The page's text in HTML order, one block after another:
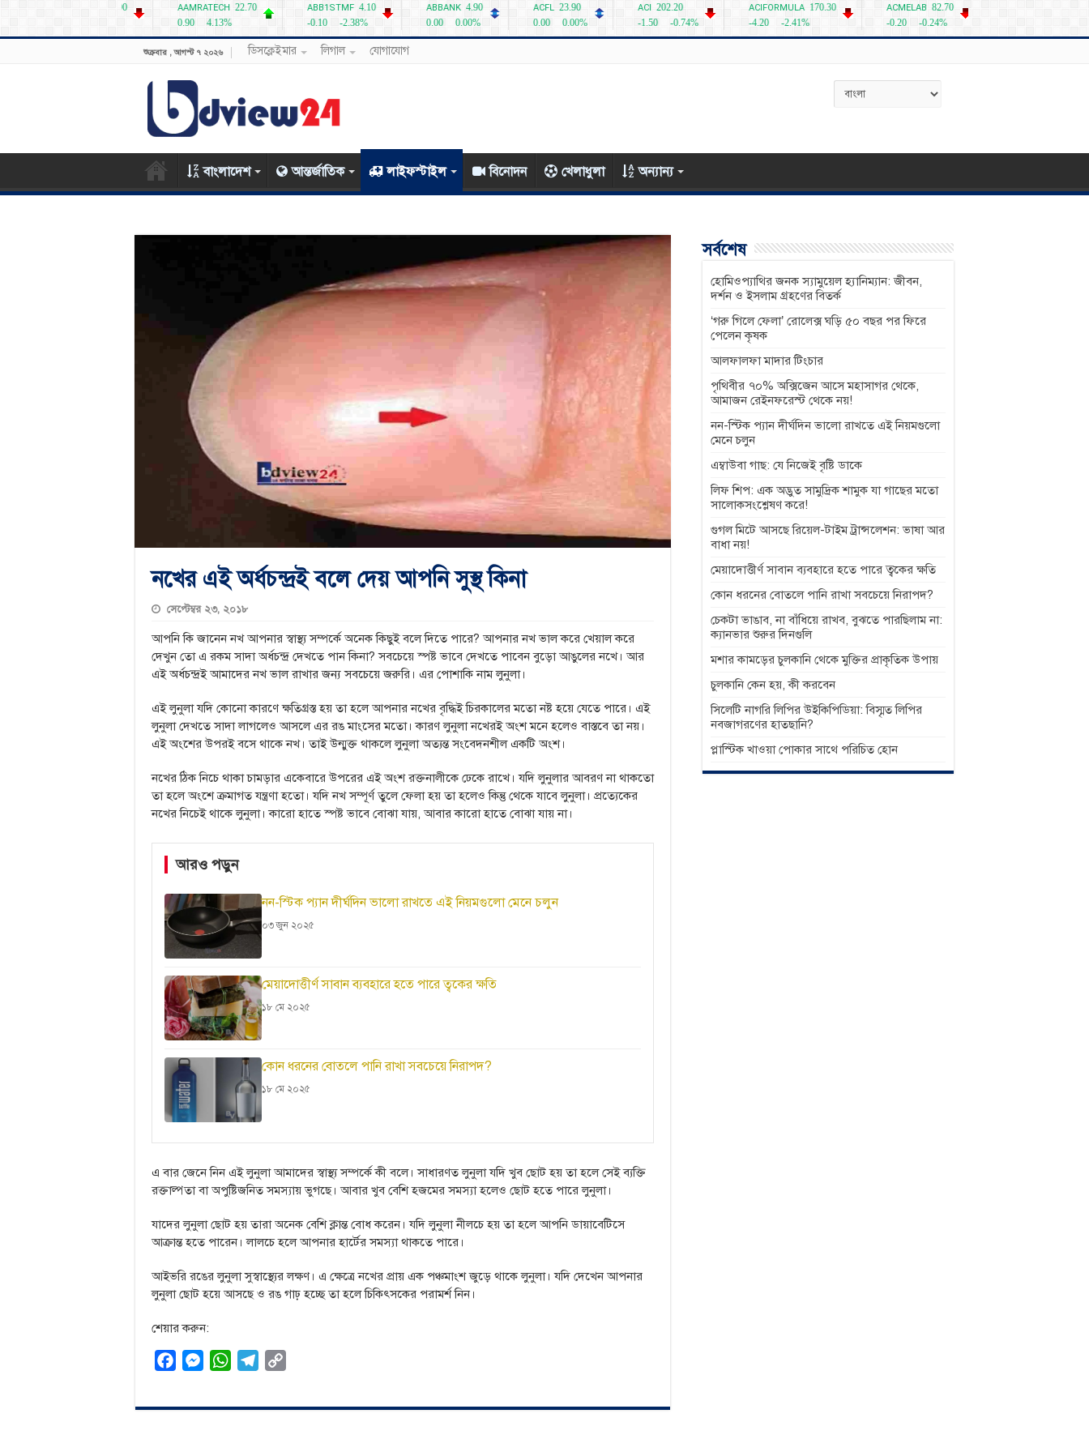
শুক্রবার , আগস্ট ৭ ২০২৬ ডিসক্লেইমার লিগাল যোগাযোগ
বাংলাদেশ আন্তর্জাতিক লাইফস্টাইল বিনোদন খেলাধুলা অন্যান্য
নখের এই অর্ধচন্দ্রই বলে দেয় আপনি সুস্থ কিনা
সেপ্টেম্বর ২৩, ২০১৮
আপনি কি জানেন নখ আপনার স্বাস্থ্য সম্পর্কে অনেক কিছুই বলে দিতে পারে? আপনার নখ ভাল করে খেয়াল করে
দেখুন তো এ রকম সাদা অর্ধচন্দ্র দেখতে পান কিনা? সবচেয়ে স্পষ্ট ভাবে দেখতে পাবেন বুড়ো আঙুলের নখে। আর
এই অর্ধচন্দ্রই আমাদের নখ ভাল রাখার জন্য সবচেয়ে জরুরি। এর পোশাকি নাম লুনুলা।
এই লুনুলা যদি কোনো কারণে ক্ষতিগ্রস্ত হয় তা হলে আপনার নখের বৃদ্ধিই চিরকালের মতো নষ্ট হয়ে যেতে পারে। এই
লুনুলা দেখতে সাদা লাগলেও আসলে এর রঙ মাংসের মতো। কারণ লুনুলা নখেরই অংশ মনে হলেও বাস্তবে তা নয়।
এই অংশের উপরই বসে থাকে নখ। তাই উন্মুক্ত থাকলে লুনুলা অত্যন্ত সংবেদনশীল একটি অংশ।
নখের ঠিক নিচে থাকা চামড়ার একেবারে উপরের এই অংশ রক্তনালীকে ঢেকে রাখে। যদি লুনুলার আবরণ না থাকতো
তা হলে অংশে ক্রমাগত যন্ত্রণা হতো। যদি নখ সম্পূর্ণ তুলে ফেলা হয় তা হলেও কিন্তু থেকে যাবে লুনুলা। প্রত্যেকের
নখের নিচেই থাকে লুনুলা। কারো হাতে স্পষ্ট ভাবে বোঝা যায়, আবার কারো হাতে বোঝা যায় না।
আরও পড়ুন
নন-স্টিক প্যান দীর্ঘদিন ভালো রাখতে এই নিয়মগুলো মেনে চলুন
০৩ জুন ২০২৫
মেয়াদোত্তীর্ণ সাবান ব্যবহারে হতে পারে ত্বকের ক্ষতি
১৮ মে ২০২৫
কোন ধরনের বোতলে পানি রাখা সবচেয়ে নিরাপদ?
১৮ মে ২০২৫
এ বার জেনে নিন এই লুনুলা আমাদের স্বাস্থ্য সম্পর্কে কী বলে। সাধারণত লুনুলা যদি খুব ছোট হয় তা হলে সেই ব্যক্তি
রক্তাল্পতা বা অপুষ্টিজনিত সমস্যায় ভুগছে। আবার খুব বেশি হজমের সমস্যা হলেও ছোট হতে পারে লুনুলা।
যাদের লুনুলা ছোট হয় তারা অনেক বেশি ক্লান্ত বোধ করেন। যদি লুনুলা নীলচে হয় তা হলে আপনি ডায়াবেটিসে
আক্রান্ত হতে পারেন। লালচে হলে আপনার হার্টের সমস্যা থাকতে পারে।
আইভরি রঙের লুনুলা সুস্বাস্থ্যের লক্ষণ। এ ক্ষেত্রে নখের প্রায় এক পঞ্চমাংশ জুড়ে থাকে লুনুলা। যদি দেখেন আপনার
লুনুলা ছোট হয়ে আসছে ও রঙ গাঢ় হচ্ছে তা হলে চিকিৎসকের পরামর্শ নিন।
শেয়ার করুন:
c
M
s
W
a
l
p
সর্বশেষ
হোমিওপ্যাথির জনক স্যামুয়েল হ্যানিম্যান: জীবন,
দর্শন ও ইসলাম গ্রহণের বিতর্ক
‘গরু গিলে ফেলা’ রোলেক্স ঘড়ি ৫০ বছর পর ফিরে
পেলেন কৃষক
আলফালফা মাদার টিংচার
পৃথিবীর ৭০% অক্সিজেন আসে মহাসাগর থেকে,
আমাজন রেইনফরেস্ট থেকে নয়!
নন-স্টিক প্যান দীর্ঘদিন ভালো রাখতে এই নিয়মগুলো
মেনে চলুন
এম্বাউবা গাছ: যে নিজেই বৃষ্টি ডাকে
লিফ শিপ: এক অদ্ভুত সামুদ্রিক শামুক যা গাছের মতো
সালোকসংশ্লেষণ করে!
গুগল মিটে আসছে রিয়েল-টাইম ট্রান্সলেশন: ভাষা আর
বাধা নয়!
মেয়াদোত্তীর্ণ সাবান ব্যবহারে হতে পারে ত্বকের ক্ষতি
কোন ধরনের বোতলে পানি রাখা সবচেয়ে নিরাপদ?
চেকটা ভাঙাব, না বাঁধিয়ে রাখব, বুঝতে পারছিলাম না:
ক্যানভার শুরুর দিনগুলি
মশার কামড়ের চুলকানি থেকে মুক্তির প্রাকৃতিক উপায়
চুলকানি কেন হয়, কী করবেন
সিলেটি নাগরি লিপির উইকিপিডিয়া: বিস্মৃত লিপির
নবজাগরণের হাতছানি?
প্লাস্টিক খাওয়া পোকার সাথে পরিচিত হোন